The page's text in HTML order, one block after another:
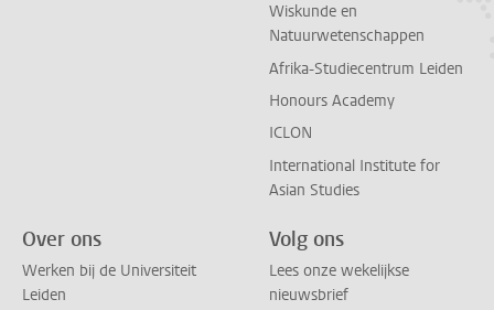
Wiskunde en
Natuurwetenschappen
Afrika-Studiecentrum Leiden
Honours Academy
ICLON
International Institute for
Asian Studies
Over ons
Werken bij de Universiteit
Leiden
Volg ons
Lees onze wekelijkse
nieuwsbrief